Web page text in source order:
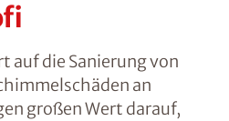
auf die Sanierung von
an
großen Wert darauf,